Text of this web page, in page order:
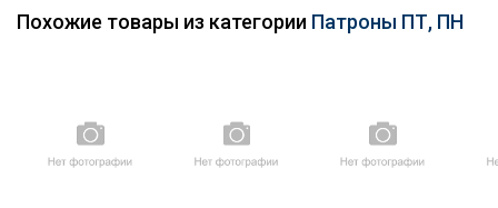
Похожие товары из категории Патроны ПТ, ПН